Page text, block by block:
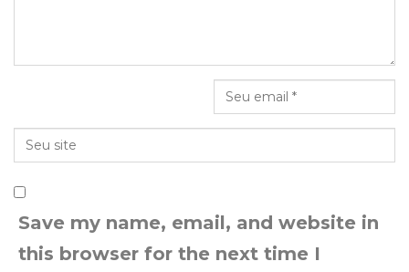
Save my name, email, and website in
this browser for the next time I